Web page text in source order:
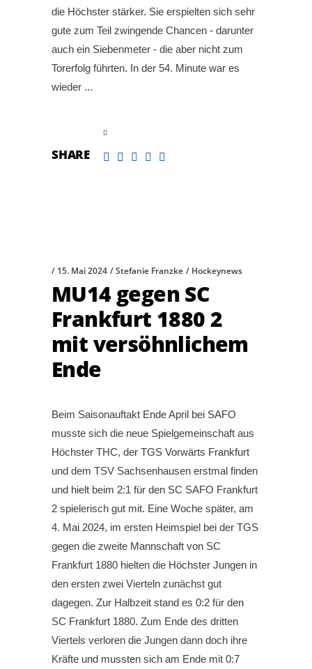
die Höchster stärker. Sie erspielten sich sehr
gute zum Teil zwingende Chancen - darunter
auch ein Siebenmeter - die aber nicht zum
Torerfolg führten. In der 54. Minute war es
wieder
SHARE
15. Mai 2024 Stefanie Franzke Hockeynews
MU14 gegen SC
Frankfurt 1880 2
mit versöhnlichem
Ende
Beim Saisonauftakt Ende April bei SAFO
musste sich die neue Spielgemeinschaft aus
Höchster THC, der TGS Vorwärts Frankfurt
und dem TSV Sachsenhausen erstmal finden
und hielt beim 2:1 für den SC SAFO Frankfurt
2 spielerisch gut mit. Eine Woche später, am
4. Mai 2024, im ersten Heimspiel bei der TGS
gegen die zweite Mannschaft von SC
Frankfurt 1880 hielten die Höchster Jungen in
den ersten zwei Vierteln zunächst gut
dagegen. Zur Halbzeit stand es 0:2 für den
SC Frankfurt 1880. Zum Ende des dritten
Viertels verloren die Jungen dann doch ihre
Kräfte und mussten sich am Ende mit 0:7